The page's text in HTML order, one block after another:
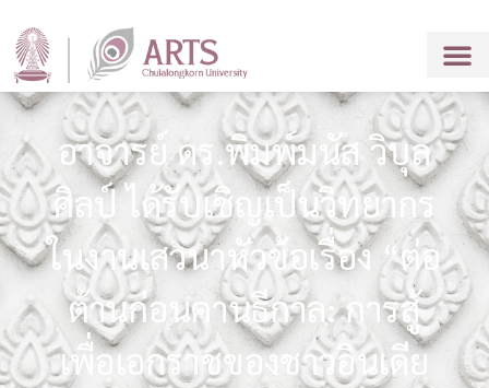
อาจารย์ ดร.พิมพ์มนัส วิบุล
ศิลป์ ได้รับเชิญเป็นวิทยากร
ในงานเสวนาหัวข้อเรื่อง “ต่อ
ต้านก่อนคานธีกาล: การสู้
เพื่อเอกราชของชาวอินเดีย